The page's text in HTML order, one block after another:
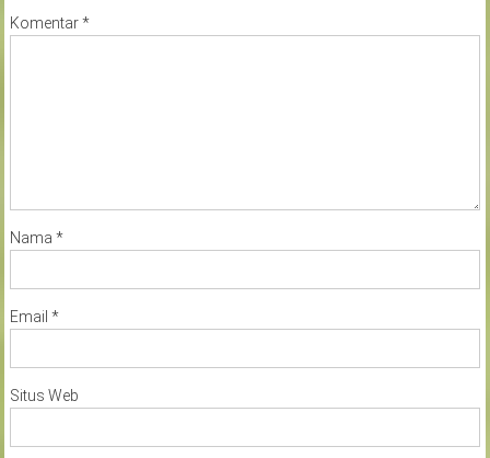
Komentar*
Nama *
Email *
Situs Web